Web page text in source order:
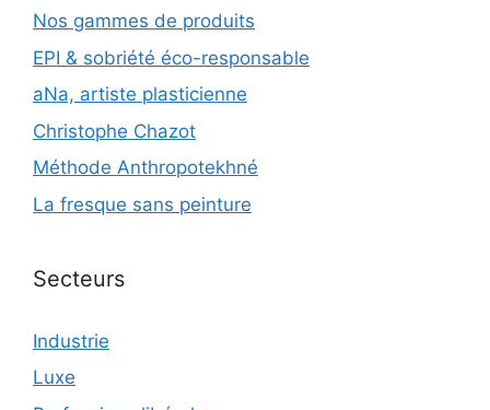
Nos gammes de produits
EPI & sobriété éco-responsable
aNa, artiste plasticienne
Christophe Chazot
Méthode Anthropotekhné
La fresque sans peinture
Secteurs
Industrie
Luxe